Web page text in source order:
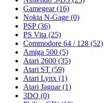
Gamegear(16)
Nokia N-Gage (0)
PSP(36)
PS Vita (25)
Commodore 64 / 128 (52)
Amiga 500 (5)
Atari 2600 (35)
Atari ST (59)
Atari Lynx (1)
Atari Jaguar(1)
3DO (0)